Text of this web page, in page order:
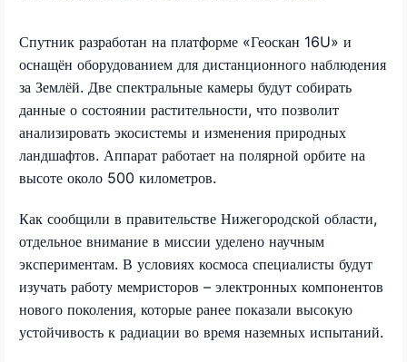
Спутник разработан на платформе «Геоскан 16U» и
оснащён оборудованием для дистанционного наблюдения
за Землёй. Две спектральные камеры будут собирать
данные о состоянии растительности, что позволит
анализировать экосистемы и изменения природных
ландшафтов. Аппарат работает на полярной орбите на
высоте около 500 километров.
Как сообщили в правительстве Нижегородской области,
отдельное внимание в миссии уделено научным
экспериментам. В условиях космоса специалисты будут
изучать работу мемристоров – электронных компонентов
нового поколения, которые ранее показали высокую
устойчивость к радиации во время наземных испытаний.